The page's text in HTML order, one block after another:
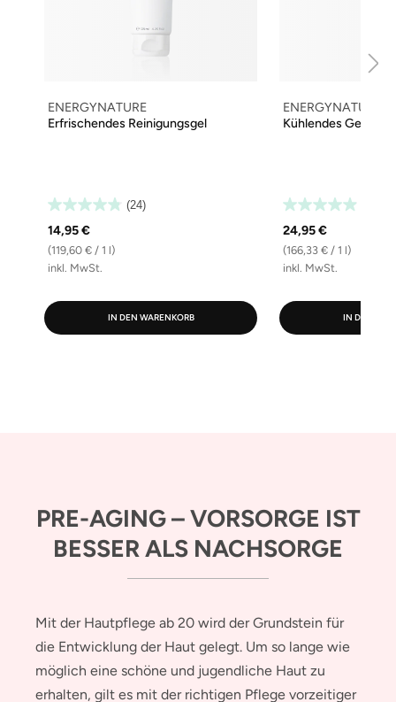
ENERGYNATURE
Erfrischendes Reinigungsgel
(24)
14,95 €
(119,60 € / 1 l)
inkl. MwSt.
IN DEN WARENKORB
ENERGYNATURE
Kühlendes
24,95 €
(166,33 € / 1 l)
inkl. MwSt.
IN DEN
PRE-AGING – VORSORGE IST
BESSER ALS NACHSORGE
Mit der Hautpflege ab 20 wird der Grundstein für
die Entwicklung der Haut gelegt. Um so lange wie
möglich eine schöne und jugendliche Haut zu
erhalten, gilt es mit der richtigen Pflege vorzeitiger